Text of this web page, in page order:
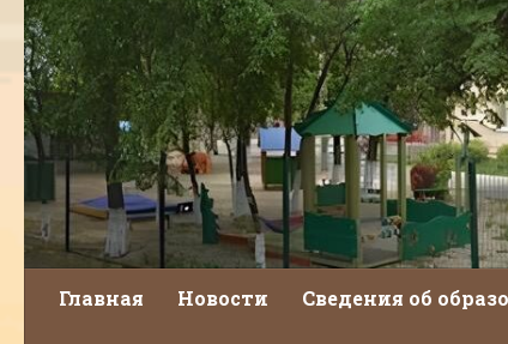
Главная Новости Сведения об